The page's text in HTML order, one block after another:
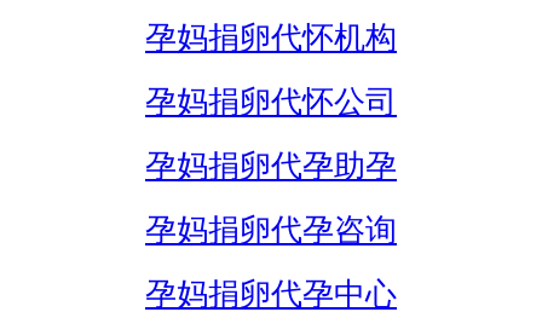
孕妈捐卵代怀机构
孕妈捐卵代怀公司
孕妈捐卵代孕助孕
孕妈捐卵代孕咨询
孕妈捐卵代孕中心